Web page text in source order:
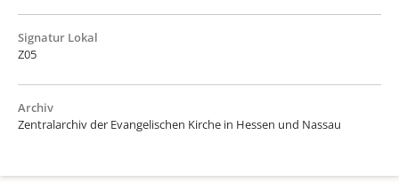
Signatur Lokal
Z05
Archiv
Zentralarchiv der Evangelischen Kirche in Hessen und Nassau